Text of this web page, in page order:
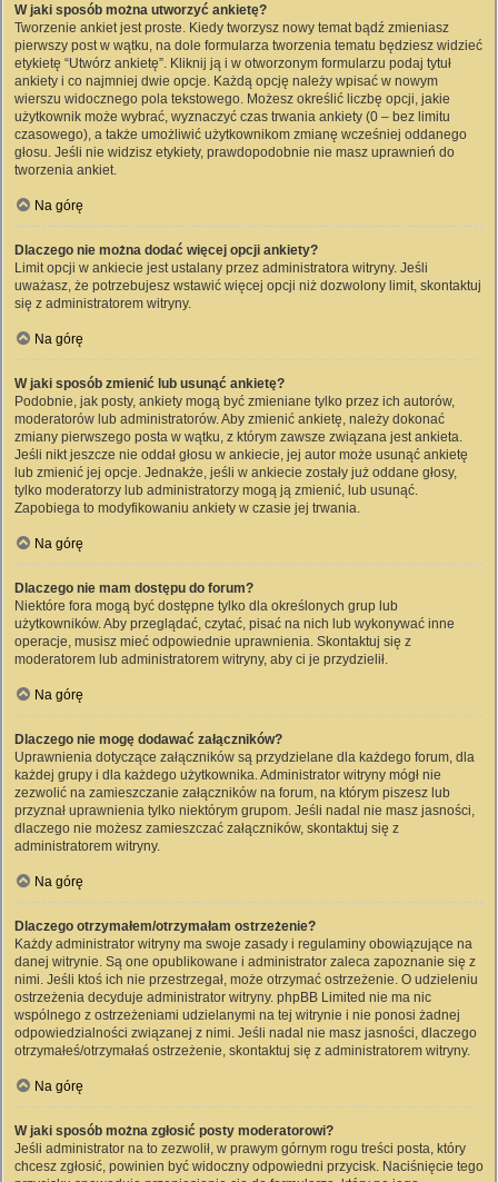
W jaki sposób można utworzyć ankietę?
Tworzenie ankiet jest proste. Kiedy tworzysz nowy temat bądź zmieniasz
pierwszy post w wątku, na dole formularza tworzenia tematu będziesz widzieć
etykietę “Utwórz ankietę”. Kliknij ją i w otworzonym formularzu podaj tytuł
ankiety i co najmniej dwie opcje. Każdą opcję należy wpisać w nowym
wierszu widocznego pola tekstowego. Możesz określić liczbę opcji, jakie
użytkownik może wybrać, wyznaczyć czas trwania ankiety (0 – bez limitu
czasowego), a także umożliwić użytkownikom zmianę wcześniej oddanego
głosu. Jeśli nie widzisz etykiety, prawdopodobnie nie masz uprawnień do
tworzenia ankiet.
Na górę
Dlaczego nie można dodać więcej opcji ankiety?
Limit opcji w ankiecie jest ustalany przez administratora witryny. Jeśli
uważasz, że potrzebujesz wstawić więcej opcji niż dozwolony limit, skontaktuj
się z administratorem witryny.
Na górę
W jaki sposób zmienić lub usunąć ankietę?
Podobnie, jak posty, ankiety mogą być zmieniane tylko przez ich autorów,
moderatorów lub administratorów. Aby zmienić ankietę, należy dokonać
zmiany pierwszego posta w wątku, z którym zawsze związana jest ankieta.
Jeśli nikt jeszcze nie oddał głosu w ankiecie, jej autor może usunąć ankietę
lub zmienić jej opcje. Jednakże, jeśli w ankiecie zostały już oddane głosy,
tylko moderatorzy lub administratorzy mogą ją zmienić, lub usunąć.
Zapobiega to modyfikowaniu ankiety w czasie jej trwania.
Na górę
Dlaczego nie mam dostępu do forum?
Niektóre fora mogą być dostępne tylko dla określonych grup lub
użytkowników. Aby przeglądać, czytać, pisać na nich lub wykonywać inne
operacje, musisz mieć odpowiednie uprawnienia. Skontaktuj się z
moderatorem lub administratorem witryny, aby ci je przydzielił.
Na górę
Dlaczego nie mogę dodawać załączników?
Uprawnienia dotyczące załączników są przydzielane dla każdego forum, dla
każdej grupy i dla każdego użytkownika. Administrator witryny mógł nie
zezwolić na zamieszczanie załączników na forum, na którym piszesz lub
przyznał uprawnienia tylko niektórym grupom. Jeśli nadal nie masz jasności,
dlaczego nie możesz zamieszczać załączników, skontaktuj się z
administratorem witryny.
Na górę
Dlaczego otrzymałem/otrzymałam ostrzeżenie?
Każdy administrator witryny ma swoje zasady i regulaminy obowiązujące na
danej witrynie. Są one opublikowane i administrator zaleca zapoznanie się z
nimi. Jeśli ktoś ich nie przestrzegał, może otrzymać ostrzeżenie. O udzieleniu
ostrzeżenia decyduje administrator witryny. phpBB Limited nie ma nic
wspólnego z ostrzeżeniami udzielanymi na tej witrynie i nie ponosi żadnej
odpowiedzialności związanej z nimi. Jeśli nadal nie masz jasności, dlaczego
otrzymałeś/otrzymałaś ostrzeżenie, skontaktuj się z administratorem witryny.
Na górę
W jaki sposób można zgłosić posty moderatorowi?
Jeśli administrator na to zezwolił, w prawym górnym rogu treści posta, który
chcesz zgłosić, powinien być widoczny odpowiedni przycisk. Naciśnięcie tego